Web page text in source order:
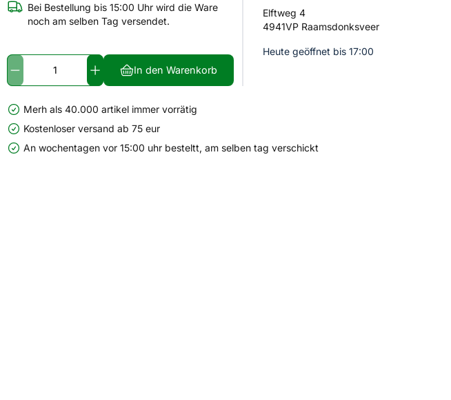
Bei Bestellung bis 15:00 Uhr wird die Ware
noch am selben Tag versendet.
In den Warenkorb
Elftweg 4
4941VP Raamsdonksveer
Heute geöffnet bis 17:00
Merh als 40.000 artikel immer vorrätig
Kostenloser versand ab 75 eur
An wochentagen vor 15:00 uhr besteltt, am selben tag verschickt